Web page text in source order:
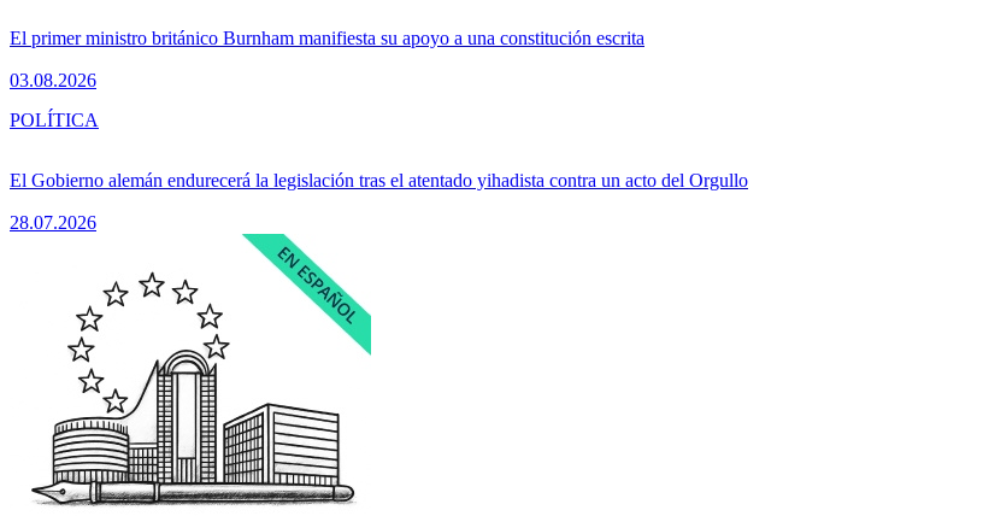
El primer ministro británico Burnham manifiesta su apoyo a una constitución escrita
03.08.2026
El Gobierno alemán endurecerá la legislación tras el atentado yihadista contra un acto del Orgullo
28.07.2026
POLÍTICA